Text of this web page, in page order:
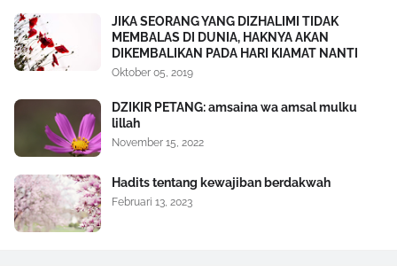
JIKA SEORANG YANG DIZHALIMI TIDAK
MEMBALAS DI DUNIA, HAKNYA AKAN
DIKEMBALIKAN PADA HARI KIAMAT NANTI
Oktober 05, 2019
DZIKIR PETANG: amsaina wa amsal mulku
lillah
November 15, 2022
Hadits tentang kewajiban berdakwah
Februari 13, 2023